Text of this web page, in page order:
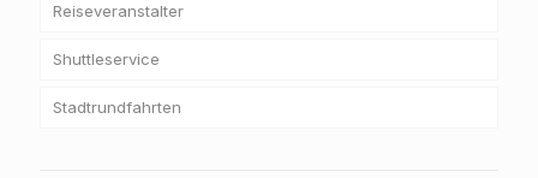
Reiseveranstalter
Shuttleservice
Stadtrundfahrten